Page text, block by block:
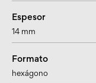
Espesor
14 mm
Formato
hexágono